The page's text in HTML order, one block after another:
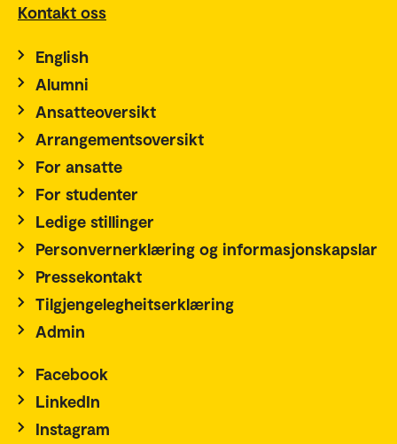
Kontakt oss
English
Alumni
Ansatteoversikt
Arrangementsoversikt
For ansatte
For studenter
Ledige stillinger
Personvernerklæring og informasjonskapslar
Pressekontakt
Tilgjengelegheitserklæring
Admin
Facebook
LinkedIn
Instagram